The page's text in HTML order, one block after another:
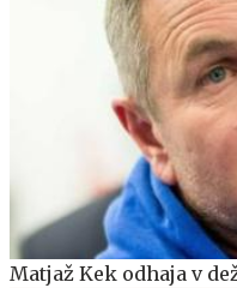
Matjaž Kek odhaja v